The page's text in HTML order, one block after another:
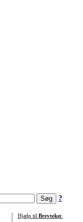
?
Hjælp til Brevtekst: